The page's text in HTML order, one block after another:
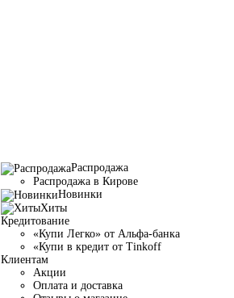
Распродажа
Распродажа в Кирове
Новинки
Хиты
Кредитование
«Купи Легко» от Альфа-банка
«Купи в кредит от Tinkoff
Клиентам
Акции
Оплата и доставка